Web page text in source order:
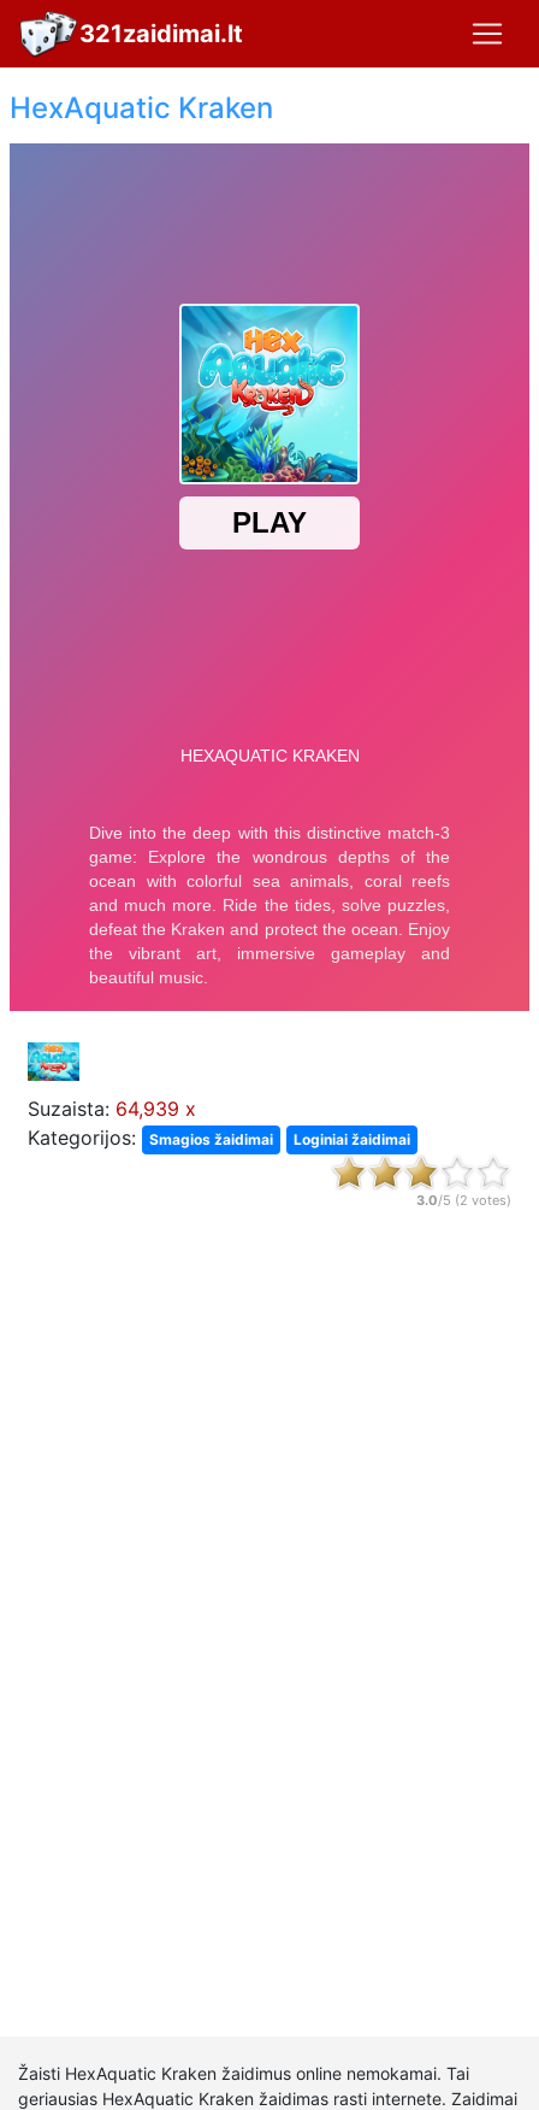
321zaidimai.lt
HexAquatic Kraken
Suzaista: 64,939 x
Kategorijos:
Smagios žaidimai Loginiai žaidimai
3.0/5 (2 votes)
Žaisti HexAquatic Kraken žaidimus online nemokamai. Tai
geriausias HexAquatic Kraken žaidimas rasti internete. Zaidimai